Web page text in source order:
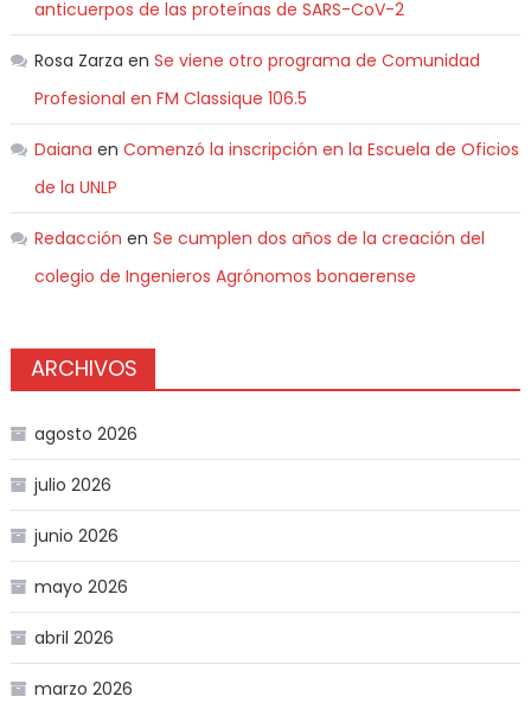
anticuerpos de las proteínas de SARS-CoV-2
Rosa Zarza en Se viene otro programa de Comunidad
Profesional en FM Classique 106.5
Daiana en Comenzó la inscripción en la Escuela de Oficios
de la UNLP
Redacción en Se cumplen dos años de la creación del
colegio de Ingenieros Agrónomos bonaerense
ARCHIVOS
agosto 2026
julio 2026
junio 2026
mayo 2026
abril 2026
marzo 2026